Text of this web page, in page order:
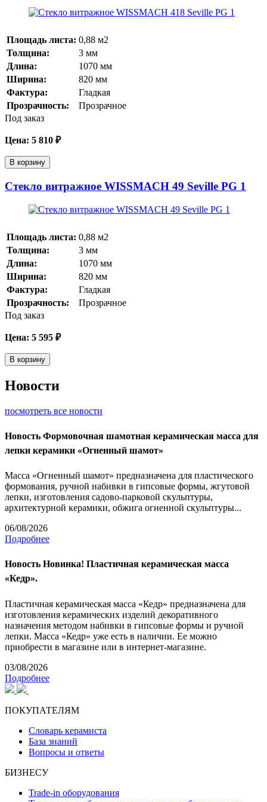
Площадь листа: 0,88 м2
Толщина:
3 мм
Длина:
1070 мм
Ширина:
820 мм
Фактура:
Гладкая
Прозрачность:
Прозрачное
Под заказ
Цена: 5 810 ₽
В корзину
Стекло витражное WISSMACH 49 Seville PG 1
Площадь листа: 0,88 м2
Толщина:
3 мм
Длина:
1070 мм
Ширина:
820 мм
Фактура:
Гладкая
Прозрачность:
Прозрачное
Под заказ
Цена: 5 595 ₽
В корзину
Новости
посмотреть все новости
Новость Формовочная шамотная керамическая масса для
лепки керамики «Огненный шамот»
Масса «Огненный шамот» предназначена для пластического
формования, ручной набивки в гипсовые формы, жгутовой
лепки, изготовления садово-парковой скульптуры,
архитектурной керамики, обжига огненной скульптуры...
06/08/2026
Подробнее
Новость Новинка! Пластичная керамическая масса
«Кедр».
Пластичная керамическая масса «Кедр» предназначена для
изготовления керамических изделий декоративного
назначения методом набивки в гипсовые формы и ручной
лепки. Масса «Кедр» уже есть в наличии. Ее можно
приобрести в магазине или в интернет-магазине.
03/08/2026
Подробнее
ПОКУПАТЕЛЯМ
Словарь керамиста
База знаний
Вопросы и ответы
БИЗНЕСУ
Trade-in оборудования